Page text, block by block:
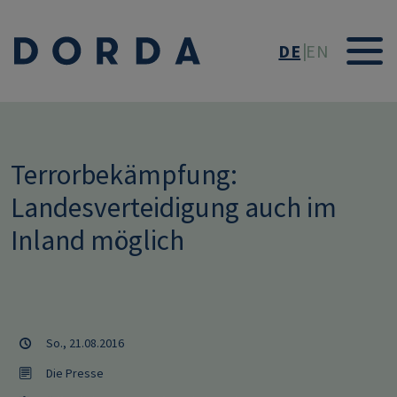
DE EN
Terrorbekämpfung:
Landesverteidigung auch im
Inland möglich
So., 21.08.2016
Die Presse